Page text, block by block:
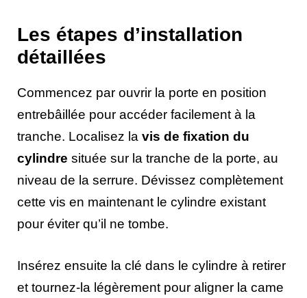
Les étapes d’installation
détaillées
Commencez par ouvrir la porte en position
entrebâillée pour accéder facilement à la
tranche. Localisez la vis de fixation du
cylindre située sur la tranche de la porte, au
niveau de la serrure. Dévissez complètement
cette vis en maintenant le cylindre existant
pour éviter qu’il ne tombe.
Insérez ensuite la clé dans le cylindre à retirer
et tournez-la légèrement pour aligner la came